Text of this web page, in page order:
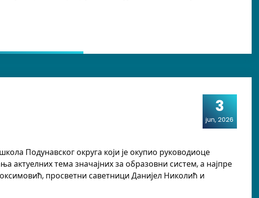
3
jun, 2026
Подунавског округа који је окупио руководиоце
тема значајних за образовни систем, а најпре
просветни саветници Данијел Николић и